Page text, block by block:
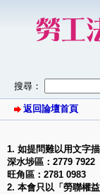
搜尋：
返回論壇首頁
1. 如提問難以用文字
深水埗區：2779 7922
旺角區：2781 0983
2. 本會只以「勞聯權